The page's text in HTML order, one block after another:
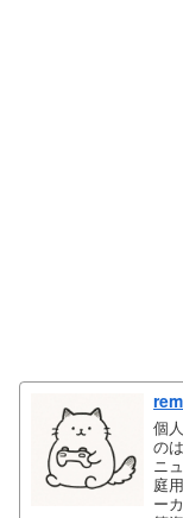
個
の
ニ
庭
ー